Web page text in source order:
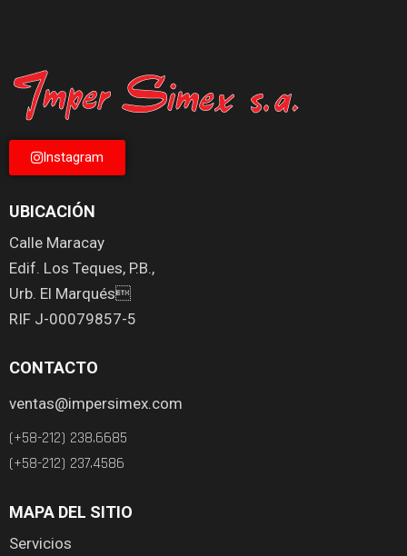
Instagram
UBICACIÓN
Calle Maracay
Edif. Los Teques, P.B.,
Urb. El Marqués
RIF J-00079857-5
CONTACTO
ventas@impersimex.com
(+58-212) 238.6685
(+58-212) 237.4586
MAPA DEL SITIO
Servicios